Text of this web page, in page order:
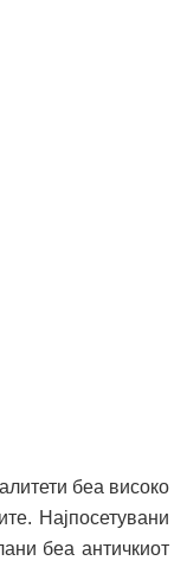
беа високо
Најпосетувани
беа античкиот